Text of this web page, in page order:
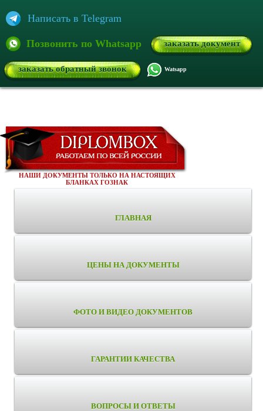
Написать в Telegram
Позвонить по Whatsapp заказать документ
заказать обратный звонок Watsapp
НАШИ ДОКУМЕНТЫ ТОЛЬКО НА НАСТОЯЩИХ
БЛАНКАХ ГОЗНАК
ГЛАВНАЯ
ЦЕНЫ НА ДОКУМЕНТЫ
ФОТО И ВИДЕО ДОКУМЕНТОВ
ГАРАНТИИ КАЧЕСТВА
ВОПРОСЫ И ОТВЕТЫ